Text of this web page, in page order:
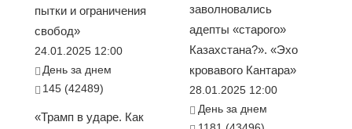
пытки и ограничения
свобод»
24.01.2025 12:00
День за днем
145 (42489)
«Трамп в ударе. Как
заволновались
адепты «старого»
Казахстана?». «Эхо
кровавого Кантара»
28.01.2025 12:00
День за днем